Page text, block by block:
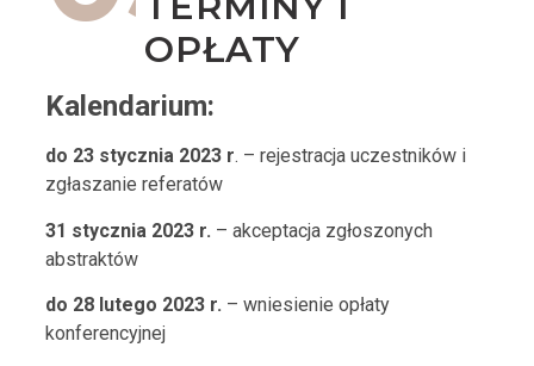
OPŁATY
Kalendarium:
do 23 stycznia 2023 r. – rejestracja uczestników i
zgłaszanie referatów
31 stycznia 2023 r. – akceptacja zgłoszonych
abstraktów
do 28 lutego 2023 r. – wniesienie opłaty
konferencyjnej